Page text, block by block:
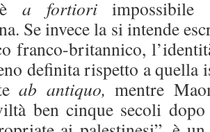
a fortioriimpossibile
Se invece la si intende
franco-britannico,
definita rispetto a quella
ab antiquo, mentre
ben cinque secoli